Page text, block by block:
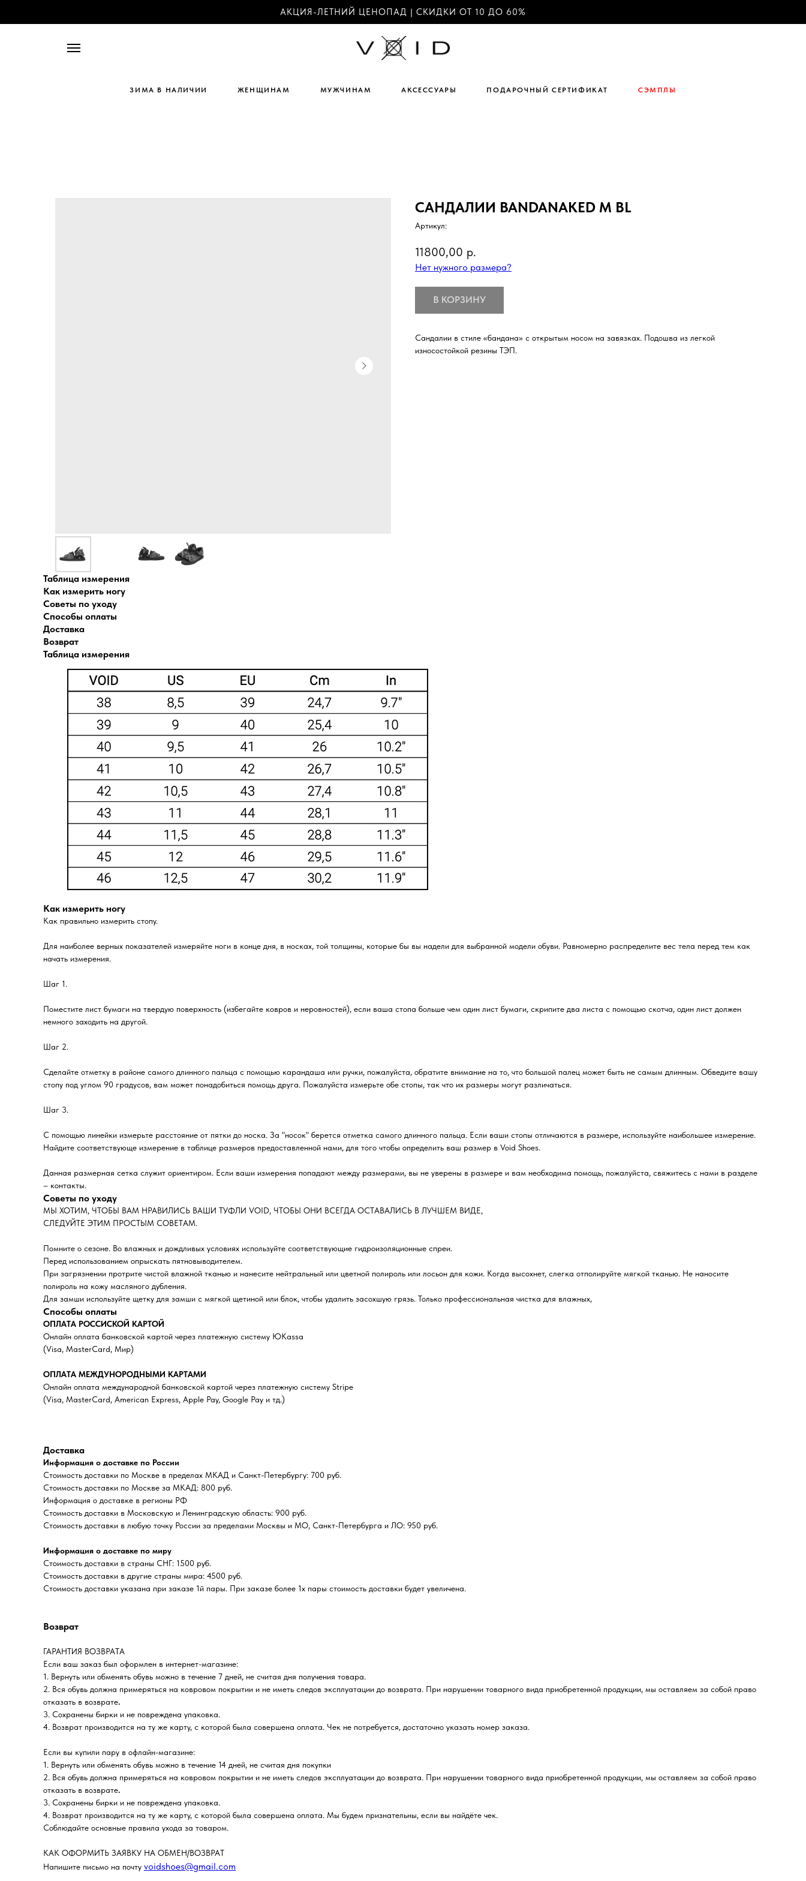
АКЦИЯ-ЛЕТНИЙ ЦЕНОПАД | СКИДКИ ОТ 10 ДО 60%
ЗИМА В НАЛИЧИИ ЖЕНЩИНАМ МУЖЧИНАМ АКСЕССУАРЫ ПОДАРОЧНЫЙ СЕРТИФИКАТ СЭМПЛЫ
САНДАЛИИ BANDANAKED M BL
Артикул:
11800,00 р.
Нет нужного размера?
В КОРЗИНУ
Сандалии в стиле «бандана» с открытым носом на завязках. Подошва из легкой
износостойкой резины ТЭП.
Таблица измерения
Как измерить ногу
Советы по уходу
Способы оплаты
Доставка
Возврат
Таблица измерения
Как измерить ногу
Как правильно измерить стопу.
Для наиболее верных показателей измеряйте ноги в конце дня, в носках, той толщины, которые бы вы надели для выбранной модели обуви. Равномерно распределите вес тела перед тем как
начать измерения.
Шаг 1.
Поместите лист бумаги на твердую поверхность (избегайте ковров и неровностей), если ваша стопа больше чем один лист бумаги, скрипите два листа с помощью скотча, один лист должен
немного заходить на другой.
Шаг 2.
Сделайте отметку в районе самого длинного пальца с помощью карандаша или ручки, пожалуйста, обратите внимание на то, что большой палец может быть не самым длинным. Обведите вашу
стопу под углом 90 градусов, вам может понадобиться помощь друга. Пожалуйста измерьте обе стопы, так что их размеры могут различаться.
Шаг 3.
С помощью линейки измерьте расстояние от пятки до носка. За "носок" берется отметка самого длинного пальца. Если ваши стопы отличаются в размере, используйте наибольшее измерение.
Найдите соответствующе измерение в таблице размеров предоставленной нами, для того чтобы определить ваш размер в Void Shoes.
Данная размерная сетка служит ориентиром. Если ваши измерения попадают между размерами, вы не уверены в размере и вам необходима помощь, пожалуйста, свяжитесь с нами в разделе
– контакты.
Советы по уходу
МЫ ХОТИМ, ЧТОБЫ ВАМ НРАВИЛИСЬ ВАШИ ТУФЛИ VOID, ЧТОБЫ ОНИ ВСЕГДА ОСТАВАЛИСЬ В ЛУЧШЕМ ВИДЕ,
СЛЕДУЙТЕ ЭТИМ ПРОСТЫМ СОВЕТАМ.
Помните о сезоне. Во влажных и дождливых условиях используйте соответствующие гидроизоляционные спреи.
Перед использованием опрыскать пятновыводителем.
При загрязнении протрите чистой влажной тканью и нанесите нейтральный или цветной полироль или лосьон для кожи. Когда высохнет, слегка отполируйте мягкой тканью. Не наносите
полироль на кожу масляного дубления.
Для замши используйте щетку для замши с мягкой щетиной или блок, чтобы удалить засохшую грязь. Только профессиональная чистка для влажных,
Способы оплаты
ОПЛАТА РОССИСКОЙ КАРТОЙ
Онлайн оплата банковской картой через платежную систему ЮKassa
(Visa, MasterCard, Мир)
ОПЛАТА МЕЖДУНОРОДНЫМИ КАРТАМИ
Онлайн оплата международной банковской картой через платежную систему Stripe
(Visa, MasterCard, American Express, Apple Pay, Google Pay и тд.)
Доставка
Информация о доставке по России
Стоимость доставки по Москве в пределах МКАД и Санкт-Петербургу: 700 руб.
Стоимость доставки по Москве за МКАД: 800 руб.
Информация о доставке в регионы РФ
Стоимость доставки в Московскую и Ленинградскую область: 900 руб.
Стоимость доставки в любую точку России за пределами Москвы и МО, Санкт-Петербурга и ЛО: 950 руб.
Информация о доставке по миру
Стоимость доставки в страны СНГ: 1500 руб.
Стоимость доставки в другие страны мира: 4500 руб.
Стоимость доставки указана при заказе 1й пары. При заказе более 1х пары стоимость доставки будет увеличена.
Возврат
ГАРАНТИЯ ВОЗВРАТА
Если ваш заказ был оформлен в интернет-магазине:
1. Вернуть или обменять обувь можно в течение 7 дней, не считая дня получения товара.
2. Вся обувь должна примеряться на ковровом покрытии и не иметь следов эксплуатации до возврата. При нарушении товарного вида приобретенной продукции, мы оставляем за собой право
отказать в возврате.
3. Сохранены бирки и не повреждена упаковка.
4. Возврат производится на ту же карту, с которой была совершена оплата. Чек не потребуется, достаточно указать номер заказа.
Если вы купили пару в офлайн-магазине:
1. Вернуть или обменять обувь можно в течение 14 дней, не считая дня покупки
2. Вся обувь должна примеряться на ковровом покрытии и не иметь следов эксплуатации до возврата. При нарушении товарного вида приобретенной продукции, мы оставляем за собой право
отказать в возврате.
3. Сохранены бирки и не повреждена упаковка.
4. Возврат производится на ту же карту, с которой была совершена оплата. Мы будем признательны, если вы найдёте чек.
Соблюдайте основные правила ухода за товаром.
КАК ОФОРМИТЬ ЗАЯВКУ НА ОБМЕН/ВОЗВРАТ
Напишите письмо на почту voidshoes@gmail.com